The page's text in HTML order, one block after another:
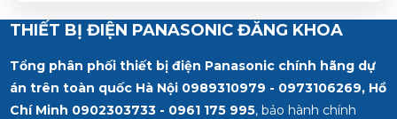
THIẾT BỊ ĐIỆN PANASONIC ĐĂNG KHOA
Tổng phân phối thiết bị điện Panasonic chính hãng dự
án trên toàn quốc Hà Nội 0989310979 - 0973106269, Hồ
Chí Minh 0902303733 - 0961 175 995, bảo hành chính